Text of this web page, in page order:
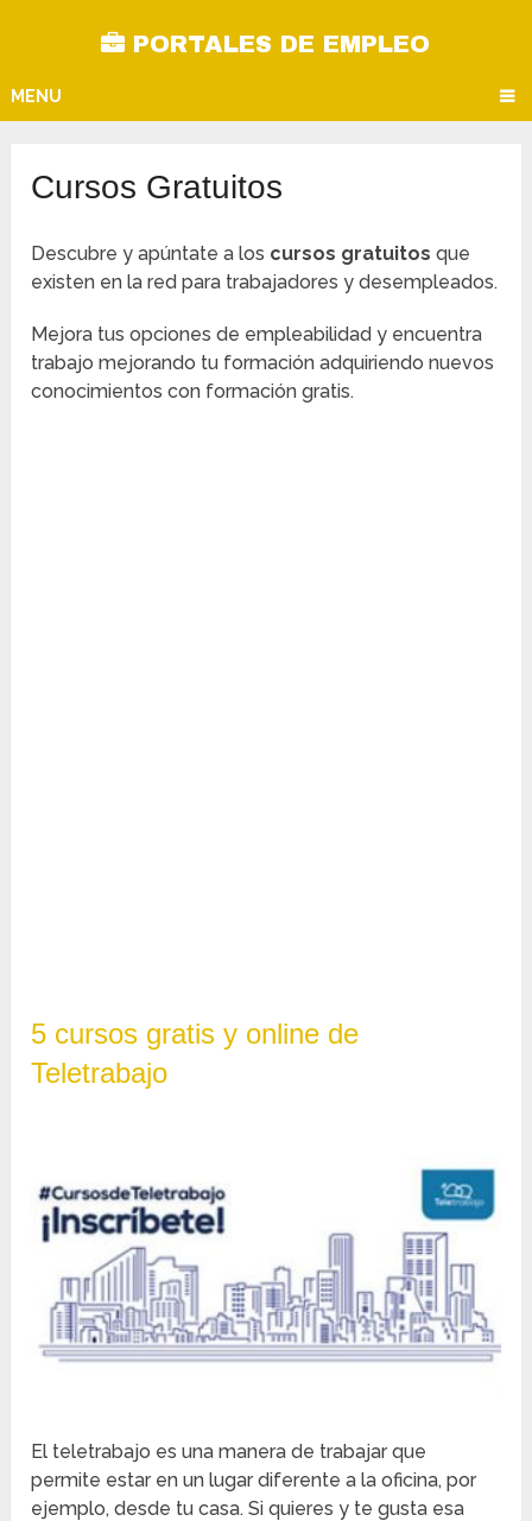
PORTALES DE EMPLEO
MENU
Cursos Gratuitos
Descubre y apúntate a los cursos gratuitos que
existen en la red para trabajadores y desempleados.
Mejora tus opciones de empleabilidad y encuentra
trabajo mejorando tu formación adquiriendo nuevos
conocimientos con formación gratis.
5 cursos gratis y online de
Teletrabajo
El teletrabajo es una manera de trabajar que
permite estar en un lugar diferente a la oficina, por
ejemplo, desde tu casa. Si quieres y te gusta esa